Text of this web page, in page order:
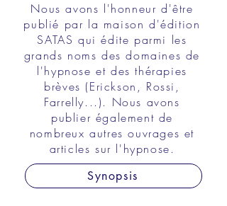
Nous avons l'honneur d'être
publié par la maison d'édition
SATAS qui édite parmi les
grands noms des domaines de
l'hypnose et des thérapies
brèves (Erickson, Rossi,
Farrelly...). Nous avons
publier également de
nombreux autres ouvrages et
articles sur l'hypnose.
Synopsis